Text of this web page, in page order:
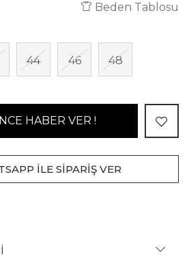
Beden Tablosu
44 46 48
HABER VER !
İLE SİPARİŞ VER